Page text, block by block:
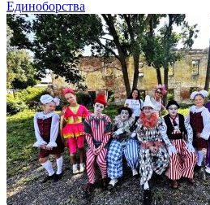
Единоборства